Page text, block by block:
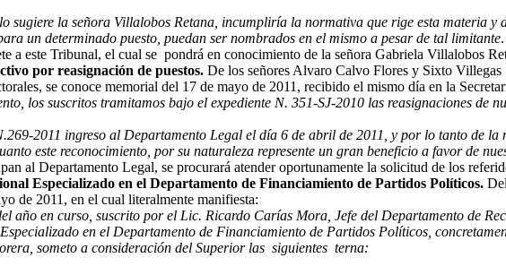
sugiere la señora Villalobos Retana, incumpliría la normativa que rige esta materia
un determinado puesto, puedan ser nombrados en el mismo a pesar de tal limitante.
a este Tribunal, el cual se pondrá en conocimiento de la señora Gabriela Villalobos
por reasignación de puestos. De los señores Alvaro Calvo Flores y Sixto
se conoce memorial del 17 de mayo de 2011, recibido el mismo día en la
los suscritos tramitamos bajo el expediente N. 351-SJ-2010 las reasignaciones de
2011 ingreso al Departamento Legal el día 6 de abril de 2011, y por lo tanto de la
este reconocimiento, por su naturaleza represente un gran beneficio a favor de
al Departamento Legal, se procurará atender oportunamente la solicitud de los
Especializado en el Departamento de Financiamiento de Partidos Políticos.
de 2011, en el cual literalmente manifiesta:
año en curso, suscrito por el Lic. Ricardo Carías Mora, Jefe del Departamento de
en el Departamento de Financiamiento de Partidos Políticos,
someto a consideración del Superior las siguientes terna: